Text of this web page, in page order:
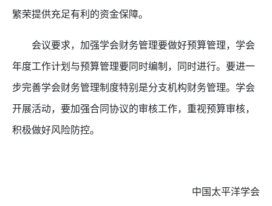
繁荣提供充足有利的资金保障。
会议要求，加强学会财务管理要做好预算管理，学会
年度工作计划与预算管理要同时编制，同时进行。要进一
步完善学会财务管理制度特别是分支机构财务管理。学会
开展活动，要加强合同协议的审核工作，重视预算审核，
积极做好风险防控。
中国太平洋学会